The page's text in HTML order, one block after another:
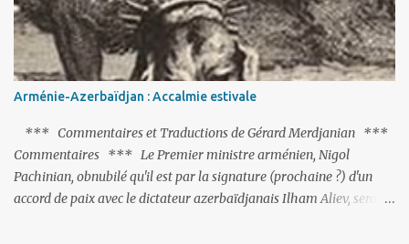
Arménie-Azerbaïdjan : Accalmie estivale
*** Commentaires et Traductions de Gérard Merdjanian ***
Commentaires *** Le Premier ministre arménien, Nigol
Pachinian, obnubilé qu'il est par la signature (prochaine ?) d'un
accord de paix avec le dictateur azerbaïdjanais Ilham Aliev, serait